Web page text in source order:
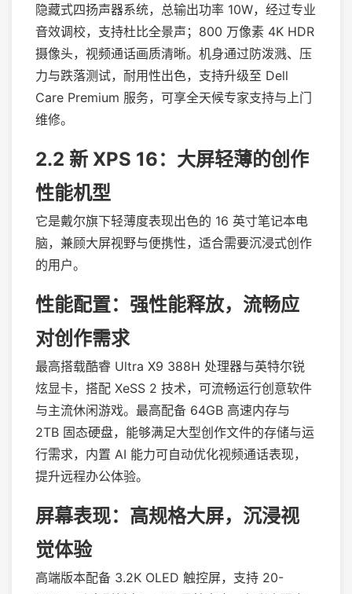
隐藏式四扬声器系统，总输出功率 10W，经过专业
音效调校，支持杜比全景声；800 万像素 4K HDR
摄像头，视频通话画质清晰。机身通过防泼溅、压
力与跌落测试，耐用性出色，支持升级至 Dell
Care Premium 服务，可享全天候专家支持与上门
维修。
2.2 新 XPS 16：大屏轻薄的创作
性能机型
它是戴尔旗下轻薄度表现出色的 16 英寸笔记本电
脑，兼顾大屏视野与便携性，适合需要沉浸式创作
的用户。
性能配置：强性能释放，流畅应
对创作需求
最高搭载酷睿 Ultra X9 388H 处理器与英特尔锐
炫显卡，搭配 XeSS 2 技术，可流畅运行创意软件
与主流休闲游戏。最高配备 64GB 高速内存与
2TB 固态硬盘，能够满足大型创作文件的存储与运
行需求，内置 AI 能力可自动优化视频通话表现，
提升远程办公体验。
屏幕表现：高规格大屏，沉浸视
觉体验
高端版本配备 3.2K OLED 触控屏，支持 20-